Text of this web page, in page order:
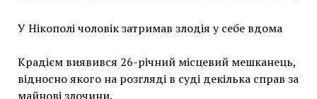
У Нікополі чоловік затримав злодія у себе вдома
Крадієм виявився 26-річний місцевий мешканець,
відносно якого на розгляді в суді декілька справ за
майнові злочини.